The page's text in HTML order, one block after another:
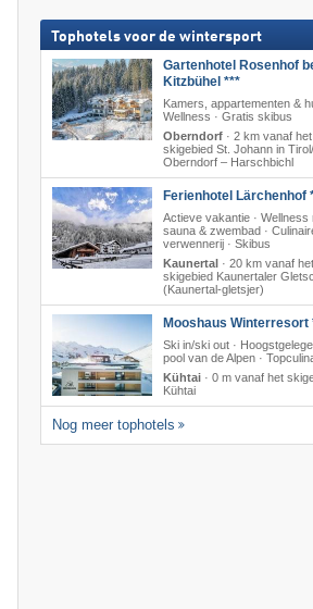
Tophotels voor de wintersport
Gartenhotel Rosenhof
Kitzbühel ***
Kamers, appartementen &
Wellness · Gratis skibus
Oberndorf · 2 km vanaf het
skigebied St. Johann in Tirol/​
Oberndorf – Harschbichl
Ferienhotel Lärchenhof
Actieve vakantie · Wellness
sauna & zwembad ·
verwennerij · Skibus
Kaunertal· 20 km vanaf het
skigebied Kaunertaler
(Kaunertal-gletsjer)
Mooshaus Winterresort
Ski in/ski out ·
pool van de Alpen ·
Kühtai· 0 m vanaf het
Kühtai
Nog meer tophotels